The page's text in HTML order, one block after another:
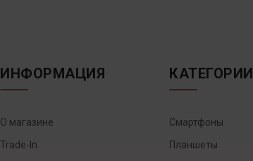
ИНФОРМАЦИЯ
О магазине
Trade-In
КАТЕГОРИИ
Смартфоны
Планшеты